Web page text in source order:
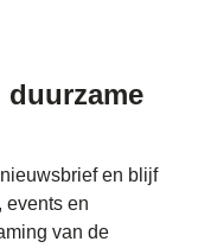
duurzame
en blijf
events en
van de